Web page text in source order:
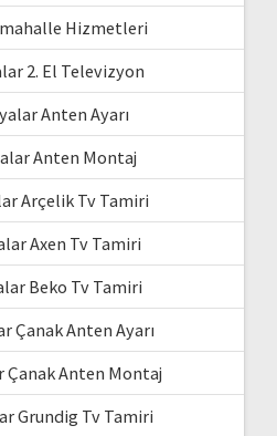
Hizmetleri
2. El Televizyon
Anten Ayarı
Anten Montaj
Arçelik Tv Tamiri
Axen Tv Tamiri
Beko Tv Tamiri
Çanak Anten Ayarı
Çanak Anten Montaj
Grundig Tv Tamiri